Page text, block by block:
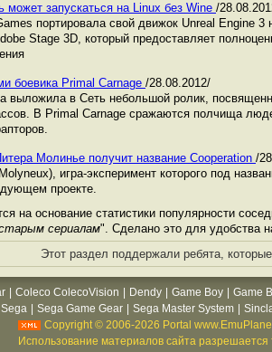
может запускаться на Linux без Wine /
портировала свой движок Unreal Engine
Stage 3D, который предоставляет
боевика Primal Carnage /28.08.2012/
выложила в Сеть небольшой ролик,
В Primal Carnage сражаются полчища
Молинье получит название Cooperation /
игра-эксперимент которого под
проекте.
на основание статистики популярности
сериалам". Сделано это для удобства
Этот раздел поддержали ребята,
Coleco ColecoVision Dendy Game Boy Game
Sega Sega Game Gear Sega Master System
Copyright © 2006-2026 Portal
Использование материалов сайта разрешается